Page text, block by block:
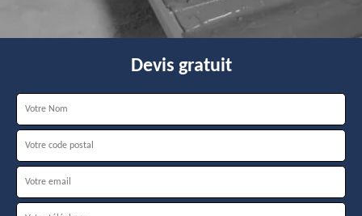
Devis gratuit